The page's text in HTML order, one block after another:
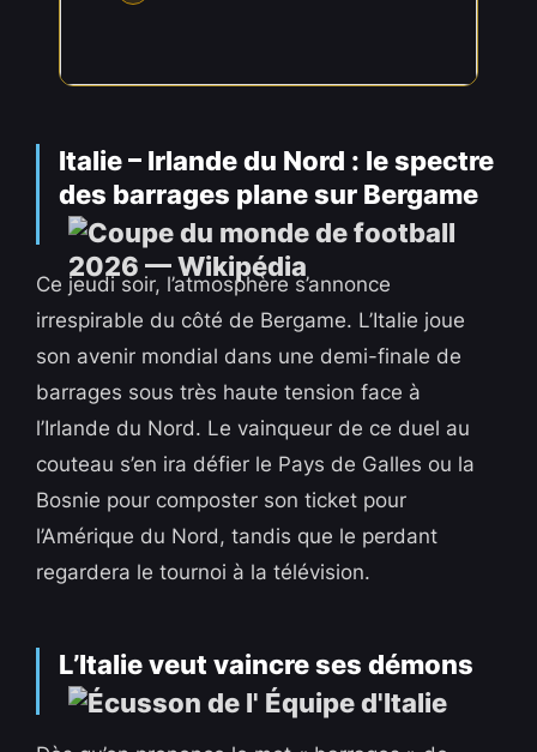
Italie – Irlande du Nord : le spectre
des barrages plane sur Bergame
Ce jeudi soir, l’atmosphère s’annonce
irrespirable du côté de Bergame. L’Italie joue
son avenir mondial dans une demi-finale de
barrages sous très haute tension face à
l’Irlande du Nord. Le vainqueur de ce duel au
couteau s’en ira défier le Pays de Galles ou la
Bosnie pour composter son ticket pour
l’Amérique du Nord, tandis que le perdant
regardera le tournoi à la télévision.
L’Italie veut vaincre ses démons